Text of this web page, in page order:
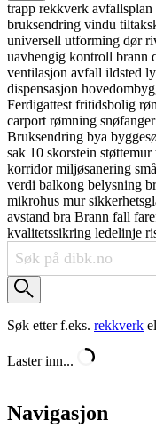
trapp rekkverk avfallsplan
bruksendring vindu
universell utforming dør
uavhengig kontroll brann
ventilasjon avfall ildsted
dispensasjon
Ferdigattest fritidsbolig
carport rømning snøfanger
Bruksendring bya
sak 10 skorstein støttemur
korridormiljøsanering
verdi balkong belysning
mikrohus mur
avstand bra Brann fall
kvalitetssikring ledelinje
Søk etter f.eks. rekkverk
Laster inn...
Navigasjon